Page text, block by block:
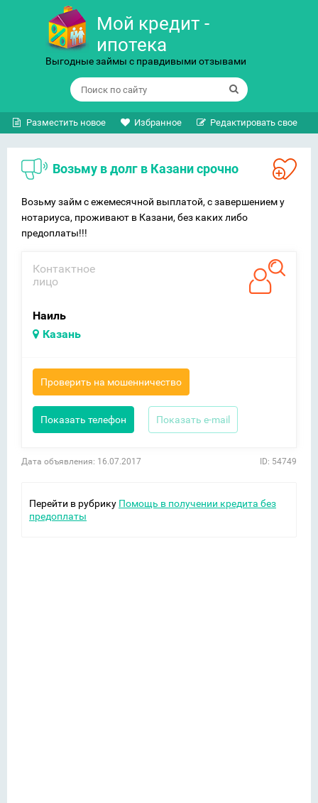
Мой кредит -
ипотека
Выгодные займы с правдивыми отзывами
Разместить новое Избранное Редактировать свое
Возьму в долг в Казани срочно
Возьму займ с ежемесячной выплатой, с завершением у
нотариуса, проживают в Казани, без каких либо
предоплаты!!!
Контактное
лицо
Наиль
Казань
Проверить на мошенничество
Показать телефон Показать e-mail
Дата объявления: 16.07.2017 ID: 54749
Перейти в рубрику Помощь в получении кредита без
предоплаты